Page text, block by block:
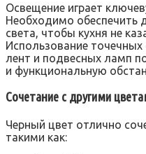
Освещение играет
Необходимо обеспечить
света, чтобы кухня не
Использование
лент и подвесных ламп
и функциональную
Сочетание с другими
Черный цвет отлично
такими как: